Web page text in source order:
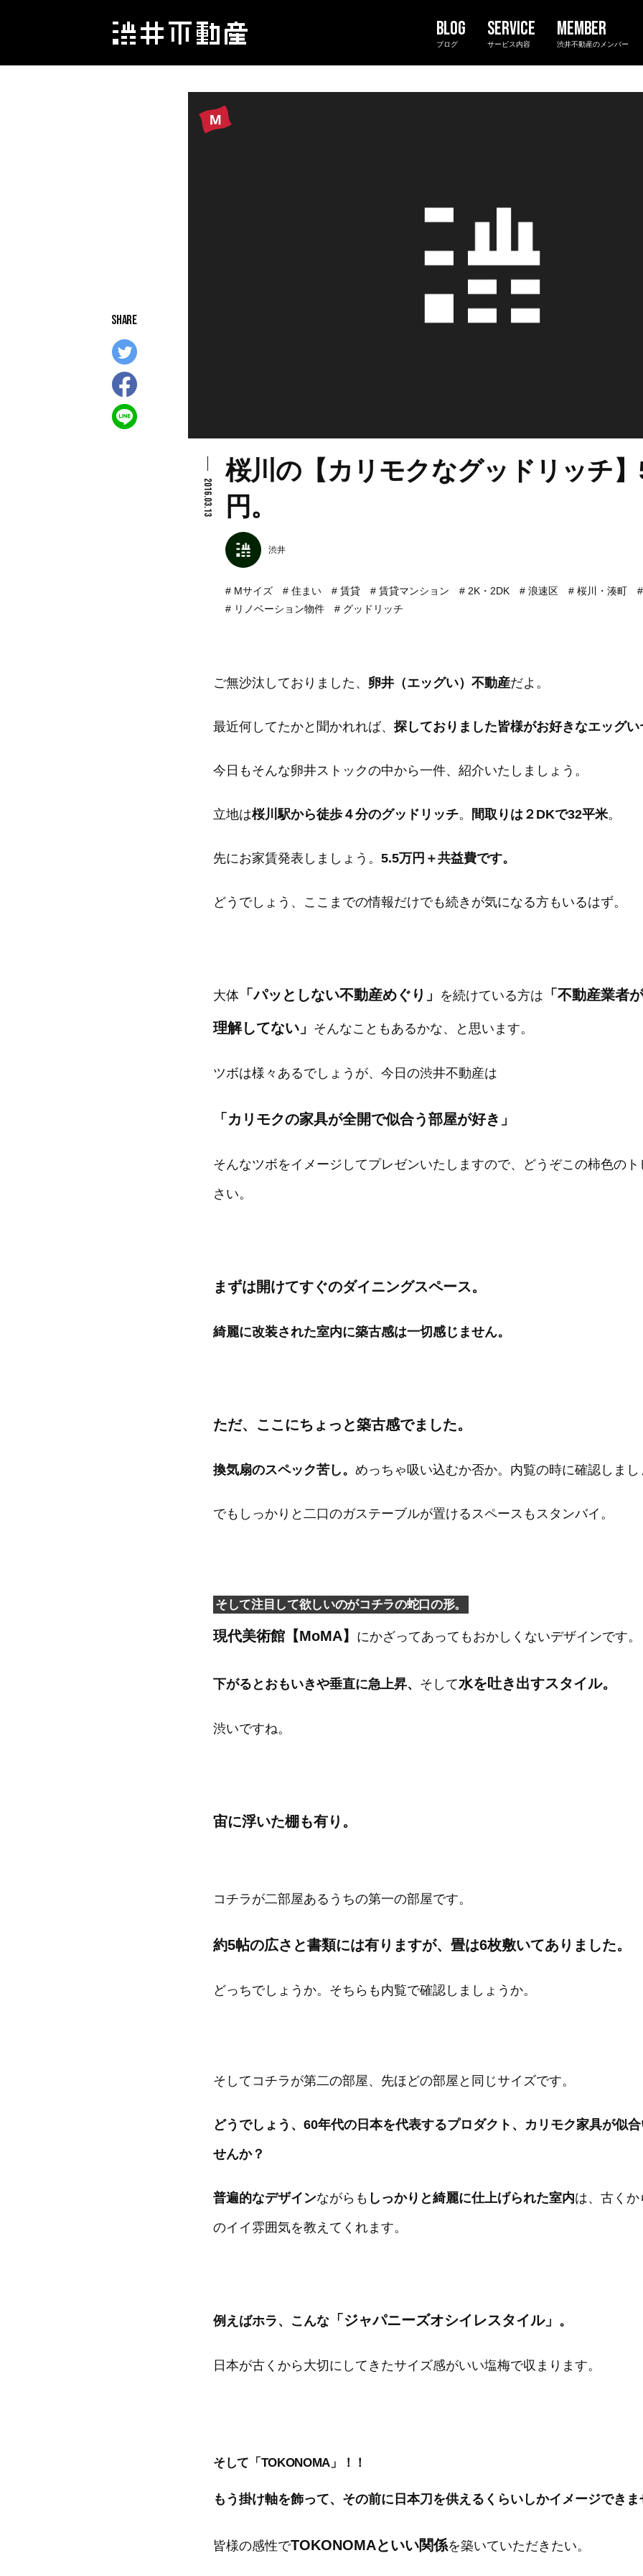
ブログ サービス内容 渋井不動産のメンバー
2016.03.13
桜川の【カリモクなグッドリッチ
円。
渋井
Mサイズ 住まい 賃貸 賃貸マンション 2K・2DK 浪速区
桜川・湊町
リノベーション物件
グッドリッチ
ご無沙汰しておりました、 卵井（エッグい）不動産だよ。
最近何してたかと聞かれれば、 探しておりました皆様がお好きなエッグい
今日もそんな卵井ストックの中から一件、紹介いたしましょう。
立地は桜川駅から徒歩４分のグッドリッチ。 間取りは２DKで32平米。
先にお家賃発表しましょう。 5.5万円＋共益費です。
どうでしょう、ここまでの情報だけでも続きが気になる方もいるはず。
大体 「パッとしない不動産めぐり」 を続けている方は 「不動産業者
理解してない」 そんなこともあるかな、と思います。
ツボは様々あるでしょうが、今日の渋井不動産は
「カリモクの家具が全開で似合う部屋が好き」
そんなツボをイメージしてプレゼンいたしますので、どうぞこの柿色の
さい。
まずは開けてすぐのダイニングスペース。
綺麗に改装された室内に築古感は一切感じません。
ただ、ここにちょっと築古感でました。
換気扇のスペック苦し。 めっちゃ吸い込むか否か。内覧の時に確認しまし
でもしっかりと二口のガステーブルが置けるスペースもスタンバイ。
そして注目して欲しいのがコチラの蛇口の形。
現代美術館【MoMA】 にかざってあってもおかしくないデザインです。
下がるとおもいきや垂直に急上昇、 そして水を吐き出すスタイル。
渋いですね。
宙に浮いた棚も有り。
コチラが二部屋あるうちの第一の部屋です。
約5帖の広さと書類には有りますが、畳は6枚敷いてありました。
どっちでしょうか。そちらも内覧で確認しましょうか。
そしてコチラが第二の部屋、先ほどの部屋と同じサイズです。
どうでしょう、60年代の日本を代表するプロダクト、カリモク家具が似
せんか？
普遍的なデザインながらも しっかりと綺麗に仕上げられた室内は、古く
のイイ雰囲気を教えてくれます。
例えばホラ、こんな 「ジャパニーズオシイレスタイル」 。
日本が古くから大切にしてきたサイズ感がいい塩梅で収まります。
そして「TOKONOMA」！！
もう掛け軸を飾って、その前に日本刀を供えるくらいしかイメージできま
皆様の感性でTOKONOMAといい関係を築いていただきたい。